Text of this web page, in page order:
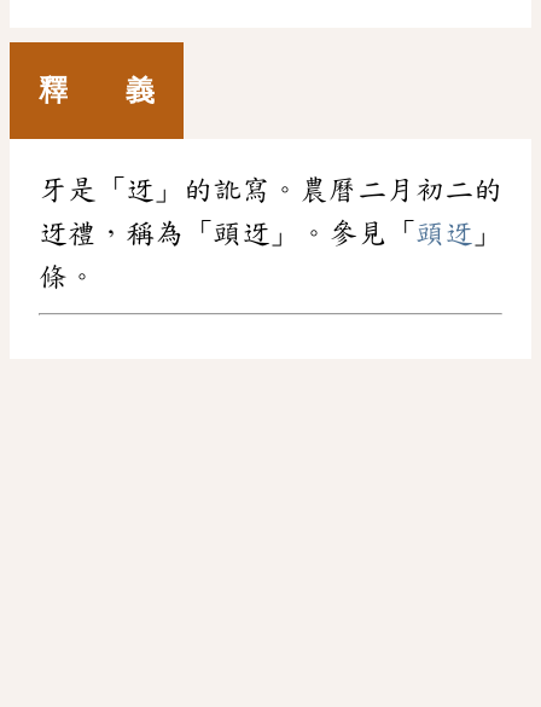
釋 義
牙是「迓」的訛寫。農曆二月初二的
迓禮，稱為「頭迓」。參見「 頭迓 」
條。